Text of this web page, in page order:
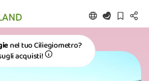
nel tuo Ciliegiometro?
acquisti!